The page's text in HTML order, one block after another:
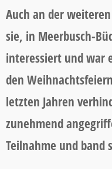
Auch an der
sie, in Meerbusch-
interessiert und war
den
letzten Jahren
zunehmend
Teilnahme und band